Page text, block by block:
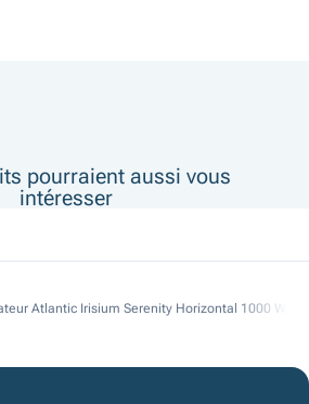
pourraient aussi vous
intéresser
Atlantic Irisium Serenity Horizontal 1000 W